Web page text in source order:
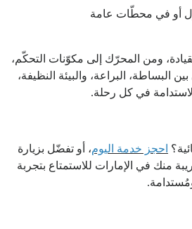
أو في محطّات عامة
ومن المحرّك إلى مكوّنات التحكّم،
البساطة، البراعة، والبيئة النظيفة،
في كل رحلة.
احجز خدمة اليوم، أو تفضّل بزيارة
منك في الإمارات للاستمتاع بتجربة